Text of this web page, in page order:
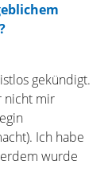
gekündigt.
nicht mir
Ich habe
wurde